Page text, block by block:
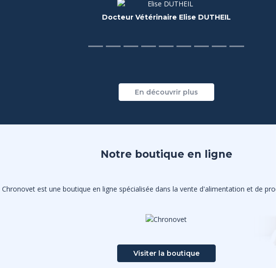
Docteur Vétérinaire Lionel GIORDANO
En découvrir plus
Notre boutique en ligne
Chronovet est une boutique en ligne spécialisée dans la vente d'alimentation et de
Visiter la boutique